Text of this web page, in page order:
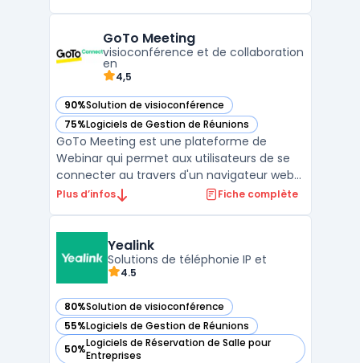
les modèles de page d'inscription, de
courriel et de remerciement en fo ...
GoTo Meeting
visioconférence et de collaboration
en
4,5
90%Solution de visioconférence
— voir GoTo Meeting dans cette catégorie
75%Logiciels de Gestion de Réunions
— voir GoTo Meeting dans cette catégorie
GoTo Meeting est une plateforme de
Webinar qui permet aux utilisateurs de se
connecter au travers d'un navigateur web
ou d'une application mobile. Elle offre des
session en ligne. L'interface de GoTo
Meeting e ...
Plus d’infos Fiche complète
Yealink
Solutions de téléphonie IP et
4.5
80%Solution de visioconférence
— voir Yealink dans cette catégorie
55%Logiciels de Gestion de Réunions
— voir Yealink dans cette catégorie
50%Logiciels de Réservation de Salle pour
Entreprises
— voir Yealink dans cette catégorie